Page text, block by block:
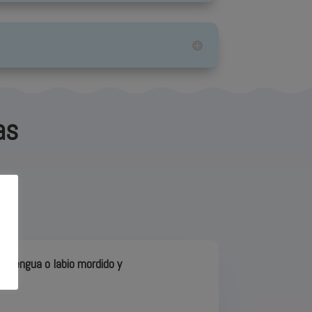
lengua o labio mordido y